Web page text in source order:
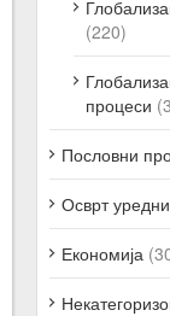
(220)
процеси
Пословни
Осврт
Економија